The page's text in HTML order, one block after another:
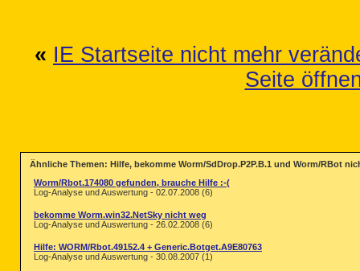
« IE Startseite nicht mehr
Seite
Ähnliche Themen: Hilfe, bekomme Worm/SdDrop.P2P.B.1 und Worm/RBot
Worm/Rbot.174080 gefunden, brauche Hilfe :-(
Log-Analyse und Auswertung - 02.07.2008 (6)
bekomme Worm.win32.NetSky nicht weg
Log-Analyse und Auswertung - 26.02.2008 (6)
Hilfe: WORM/Rbot.49152.4 + Generic.Botget.A9E80763
Log-Analyse und Auswertung - 30.08.2007 (1)